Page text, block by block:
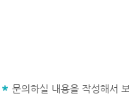
문의하실 내용을 작성해서